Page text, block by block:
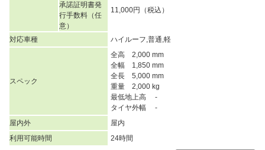
承諾証明書発
行手数料（任
意）
11,000円（税込）
対応車種 ハイルーフ,普通,軽
スペック
全高 2,000 mm
全幅 1,850 mm
全長 5,000 mm
重量 2,000 kg
最低地上高 -
タイヤ外幅 -
屋内外
屋内
利用可能時間
24時間